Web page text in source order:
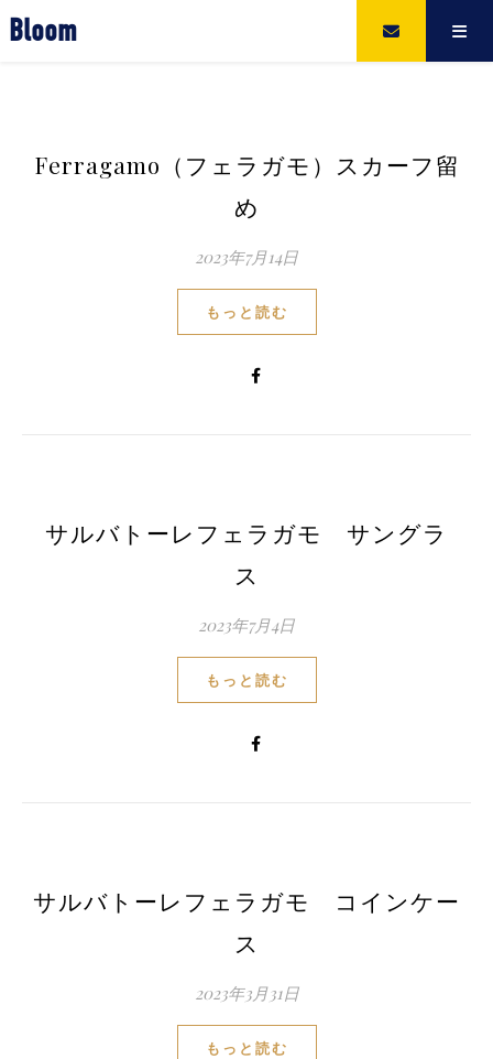
Bloom
Ferragamo（フェラガモ）スカーフ留
め
2023年7月14日
もっと読む
サルバトーレフェラガモ サングラ
ス
2023年7月4日
もっと読む
サルバトーレフェラガモ コインケー
ス
2023年3月31日
もっと読む